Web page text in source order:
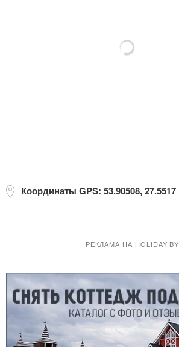
Координаты GPS: 53.90508, 27.5517
РЕКЛАМА НА HOLIDAY.BY